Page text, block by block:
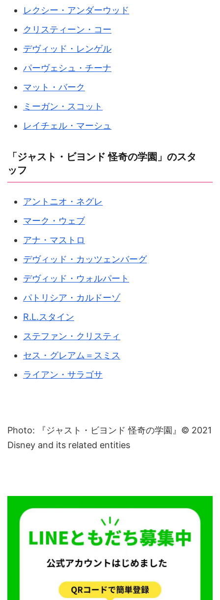
レクシー・アンダーウッド
クリスティーン・コー
デヴィッド・レンゲル
パーヴェシュ・チーナ
マット・バーク
ミーガン・スコット
レイチェル・マーシュ
「ジャスト・ビヨンド 怪奇の学園」のスタ
ッフ
アントニオ・ネグレ
マーク・ウェブ
アナ・マストロ
デヴィッド・カッツェンバーグ
デヴィッド・ウォルパート
パトリシア・カルドーゾ
R.L.スタイン
ステファン・クリスティ
セス・グレアム＝スミス
ライアン・サラゴサ
Photo: 『ジャスト・ビヨンド 怪奇の学園』© 2021
Disney and its related entities